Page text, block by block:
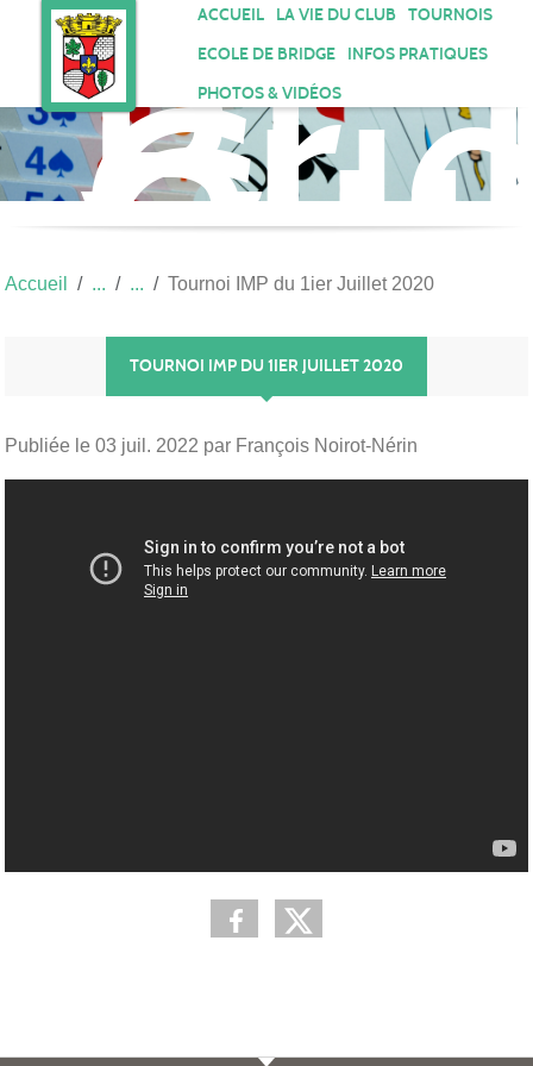
ACCUEIL LA VIE DU CLUB
TOURNOIS
ECOLE DE BRIDGE
INFOS PRATIQUES
PHOTOS & VIDÉOS
Accueil Tournoi IMP du 1ier Juillet 2020
TOURNOI IMP DU 1IER JUILLET 2020
Publiée le 03 juil. 2022 par François Noirot-Nérin
Panneau de gestion des cookies